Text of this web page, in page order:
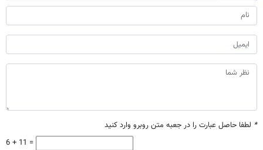
* لطفا حاصل عبارت را در جعبه متن روبرو وارد کنید
6 + 11 =